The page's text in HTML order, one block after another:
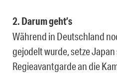
2. Darum geht’s
Während in Deutschland
gejodelt wurde, setze
Regieavantgarde an die